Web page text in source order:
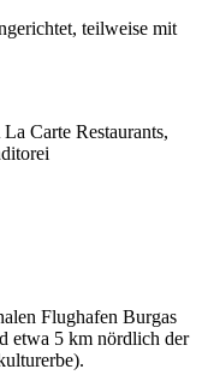
teilweise mit
Carte Restaurants,
Flughafen Burgas
etwa 5 km nördlich der